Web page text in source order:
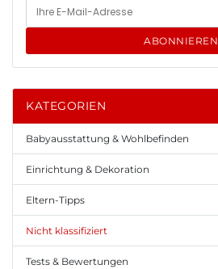
ABONNIEREN
KATEGORIEN
Babyausstattung & Wohlbefinden
Einrichtung & Dekoration
Eltern-Tipps
Nicht klassifiziert
Tests & Bewertungen